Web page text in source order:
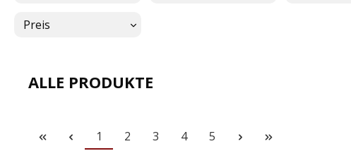
Preis
ALLE PRODUKTE
1 2 3 4 5